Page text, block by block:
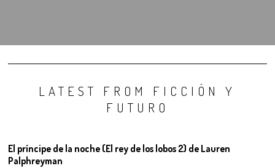
LATEST FROM FICCIÓN Y
FUTURO
El príncipe de la noche (El rey de los lobos 2) de Lauren
Palphreyman